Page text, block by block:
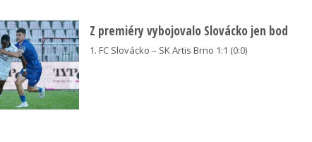
Z premiéry vybojovalo Slovácko jen bod
1. FC Slovácko – SK Artis Brno 1:1 (0:0)